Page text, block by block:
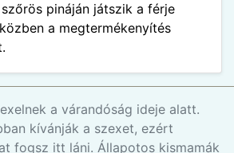
pináján játszik a férje
a megtermékenyítés
a várandóság ideje alatt.
kívánják a szexet, ezért
fogsz itt láni. Állapotos kismamák